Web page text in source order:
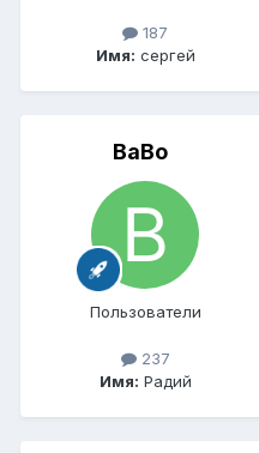
187
Имя: сергей
BaBo
Пользователи
237
Имя: Радий